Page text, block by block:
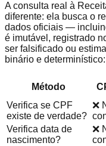
A consulta real à
diferente: ela busca o
dados oficiais —
é imutável, registrado
ser falsificado ou
binário e
Método
Verifica se CPF
existe de verdade?
❌
Verifica data de
nascimento?
❌